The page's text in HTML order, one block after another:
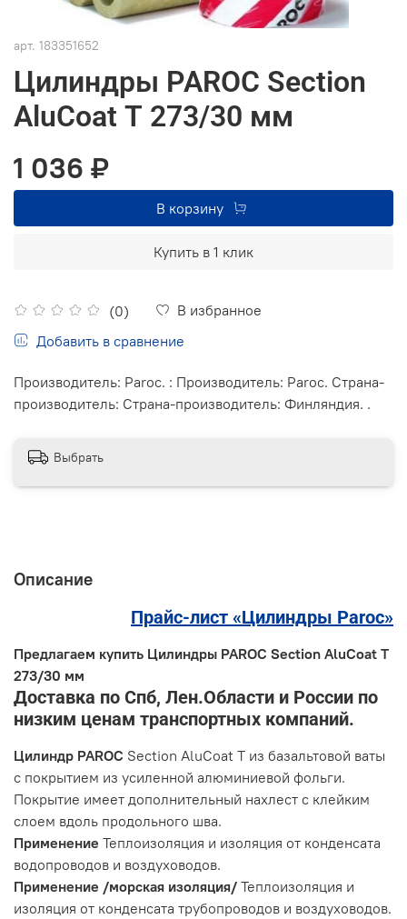
арт. 183351652
Цилиндры PAROC Section
AluCoat T 273/30 мм
(0)
В избранное
Добавить в сравнение
1 036 ₽
В корзину
Купить в 1 клик
Производитель: Paroc. : Производитель: Paroc. Страна-
производитель: Страна-производитель: Финляндия. .
Выбрать
Описание
Прайс-лист «Цилиндры Paroc»
Предлагаем купить Цилиндры PAROC Section AluCoat T
273/30 мм
Доставка по Спб, Лен.Области и России по
низким ценам транспортных компаний.
Цилиндр PAROC Section AluCoat T из базальтовой ваты
с покрытием из усиленной алюминиевой фольги.
Покрытие имеет дополнительный нахлест с клейким
слоем вдоль продольного шва.
Применение Теплоизоляция и изоляция от конденсата
водопроводов и воздуховодов.
Применение /морская изоляция/ Теплоизоляция и
изоляция от конденсата трубопроводов и воздуховодов.